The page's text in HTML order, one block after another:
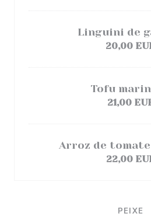
Linguini de
20,00
Tofu
21,00
Arroz de
22,00
PEIXE